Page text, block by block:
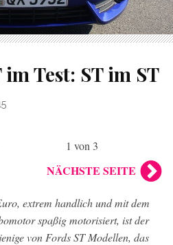
Test: ST im ST
1 von 3
NÄCHSTE SEITE
extrem handlich und mit dem
spaßig motorisiert, ist der
von Fords ST Modellen, das